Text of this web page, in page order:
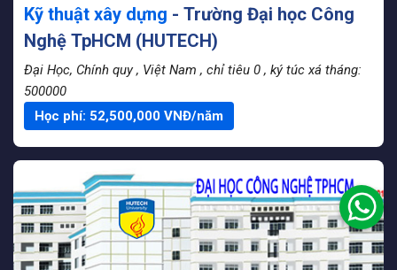
Kỹ thuật xây dựng - Trường Đại học Công
Nghệ TpHCM (HUTECH)
Đại Học, Chính quy , Việt Nam , chỉ tiêu 0 , ký túc xá tháng:
500000
Học phí: 52,500,000 VNĐ/năm